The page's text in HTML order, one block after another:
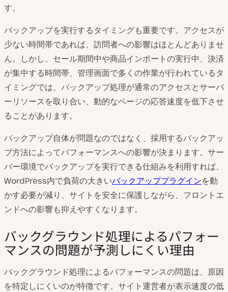
す。
バックアップを実行するタイミングも重要です。アクセスが
少ない時間帯であれば、訪問者への影響はほとんどありませ
ん。しかし、セール期間中や商品インポートの実行中、決済
が集中する時間帯、管理画面で多くの作業が行われているタ
イミングでは、バックアップ処理が通常のアクセスとサーバ
ーリソースを取り合い、動的なページの応答速度を低下させ
ることがあります。
バックアップ自体が問題なのではなく、採用するバックアッ
プ方法によってパフォーマンスへの影響が決まります。サー
バー環境でバックアップを実行できる仕組みを利用すれば、
WordPress内で負荷の大きいバックアッププラグインを動
かす必要が減り、サイトを安全に保護しながら、フロントエ
ンドへの影響も抑えやすくなります。
バックグラウンド処理によるパフォー
マンスの問題が予測しにくい理由
バックグラウンド処理によるパフォーマンスの問題は、原因
を特定しにくいのが特徴です。サイト運営者が表示速度の低